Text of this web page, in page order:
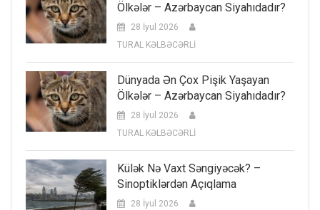
Ölkələr – Azərbaycan Siyahıdadır?
28 İyul 2026
TURAL KƏLBƏCƏRLİ
Dünyada Ən Çox Pişik Yaşayan
Ölkələr – Azərbaycan Siyahıdadır?
28 İyul 2026
TURAL KƏLBƏCƏRLİ
Külək Nə Vaxt Səngiyəcək? –
Sinoptiklərdən Açıqlama
28 İyul 2026